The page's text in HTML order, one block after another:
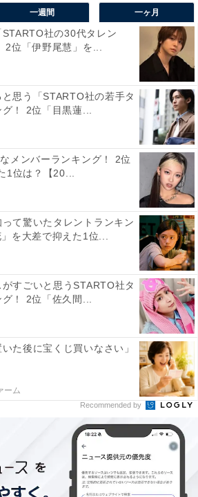
」でした。スバルを代表する車種
ており、スポーティーな走りと適度
めての車としても人気の1台。安全
の良さも評価されており、若い世
ようです。
やすいサイズ感な印象で、初めて
乗れそうだから。安全機能も充実し
／千葉県)」「以前から安全性と価
思っていたので(50代女性／大阪
ばインプレッサのイメージ強く、過
ジの車を運転してみたい(40代男性／
ントが寄せられていました。
ママです
12位までの全ランキング結果を見
る
一週間 一ヶ月
社の30代タレン
2位「伊野尾慧」を...
思う「STARTO社の若手タ
！ 2位「目黒蓮...
メンバーランキング！ 2位
1位は？【20...
って驚いたタレントランキン
を大差で抑えた1位...
がすごいと思うSTARTO社タ
！ 2位「佐久間...
いた後に宝くじ買いなさい」
ーム
Recommended by